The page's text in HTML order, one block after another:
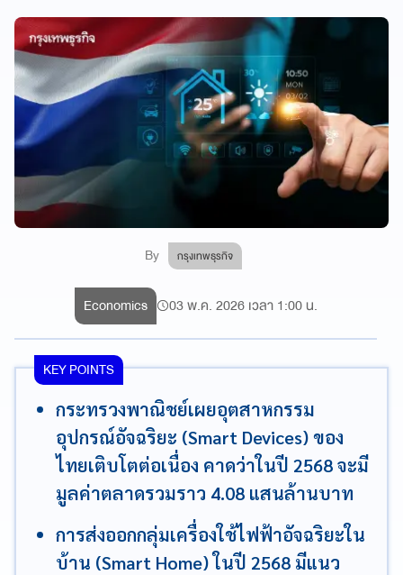
By กรุงเทพธุรกิจ
Economics 03 พ.ค. 2026 เวลา 1:00 น.
KEY POINTS
กระทรวงพาณิชย์เผยอุตสาหกรรม
อุปกรณ์อัจฉริยะ (Smart Devices) ของ
ไทยเติบโตต่อเนื่อง คาดว่าในปี 2568 จะมี
มูลค่าตลาดรวมราว 4.08 แสนล้านบาท
การส่งออกกลุ่มเครื่องใช้ไฟฟ้าอัจฉริยะใน
บ้าน (Smart Home) ในปี 2568 มีแนว